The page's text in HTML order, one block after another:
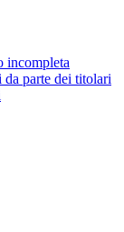
incompleta
parte dei titolari